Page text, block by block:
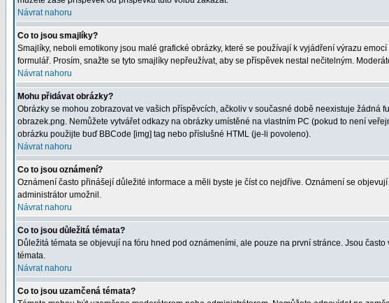
Návrat nahoru
Co to jsou smajlíky?
Smajlíky, neboli emotikony jsou malé grafické obrázky, které se používají k vyjádření výrazu
formulář. Prosím, snažte se tyto smajlíky nepřeužívat, aby se příspěvek nestal nečitelným.
Návrat nahoru
Mohu přidávat obrázky?
Obrázky se mohou zobrazovat ve vašich příspěvcích, ačkoliv v současné době neexistuje
obrazek.png. Nemůžete vytvářet odkazy na obrázky umístěné na vlastním PC (pokud to není
obrázku použijte buď BBCode [img] tag nebo příslušné HTML (je-li povoleno).
Návrat nahoru
Co to jsou oznámení?
Oznámení často přinášejí důležité informace a měli byste je číst co nejdříve. Oznámení se
administrátor umožnil.
Návrat nahoru
Co to jsou důležitá témata?
Důležitá témata se objevují na fóru hned pod oznámeními, ale pouze na první stránce. Jsou
témata.
Návrat nahoru
Co to jsou uzamčená témata?